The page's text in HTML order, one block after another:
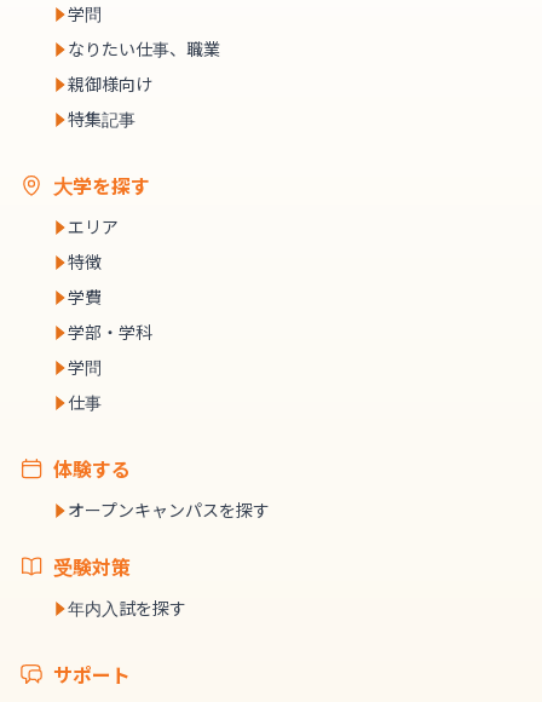
学問
なりたい仕事、職業
親御様向け
特集記事
大学を探す
エリア
特徴
学費
学部・学科
学問
仕事
体験する
オープンキャンパスを探す
受験対策
年内入試を探す
サポート